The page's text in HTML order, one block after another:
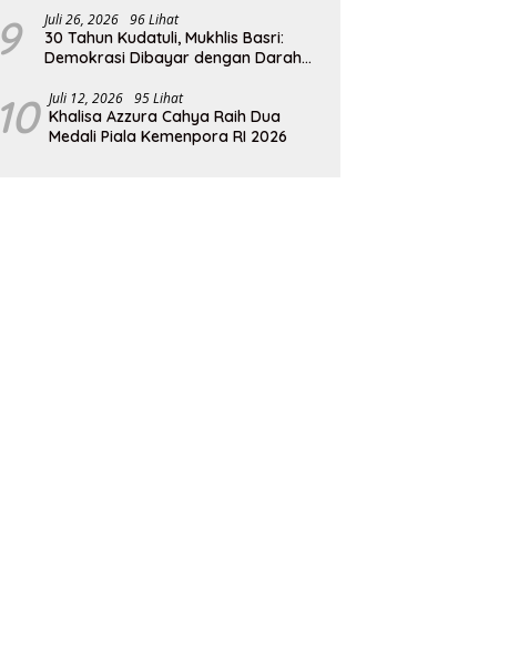
9 Juli 26, 2026 96 Lihat
30 Tahun Kudatuli, Mukhlis Basri:
Demokrasi Dibayar dengan Darah
10 Juli 12, 2026 95 Lihat
Khalisa Azzura Cahya Raih Dua
Medali Piala Kemenpora RI 2026